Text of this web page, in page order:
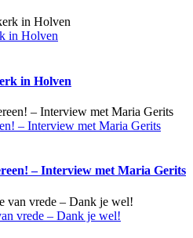
in Holven
in Holven
– Interview met Maria Gerits
– Interview met Maria Gerits
vrede – Dank je wel!